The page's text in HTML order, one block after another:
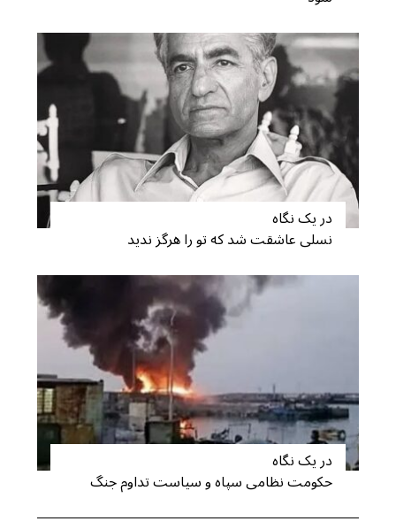
در یک نگاه
نسلی عاشقت شد که تو را هرگز ندید
در یک نگاه
حکومت نظامی سپاه و سیاست تداوم جنگ
S
e
a
r
c
h
f
o
r
: